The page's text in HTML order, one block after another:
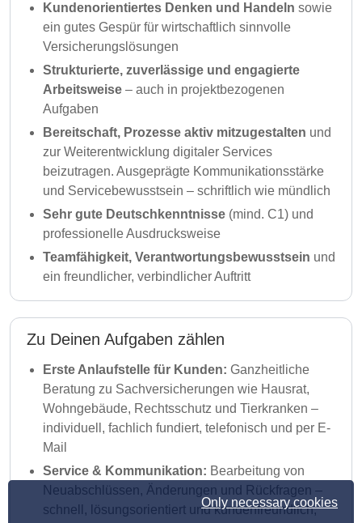
Only necessary cookies
Kundenorientiertes Denken und Handeln sowie
ein gutes Gespür für wirtschaftlich sinnvolle
Versicherungslösungen
Strukturierte, zuverlässige und engagierte
Arbeitsweise – auch in projektbezogenen
Aufgaben
Bereitschaft, Prozesse aktiv mitzugestalten und
zur Weiterentwicklung digitaler Services
beizutragen. Ausgeprägte Kommunikationsstärke
und Servicebewusstsein – schriftlich wie mündlich
Sehr gute Deutschkenntnisse (mind. C1) und
professionelle Ausdrucksweise
Teamfähigkeit, Verantwortungsbewusstsein und
ein freundlicher, verbindlicher Auftritt
Zu Deinen Aufgaben zählen
Erste Anlaufstelle für Kunden: Ganzheitliche
Beratung zu Sachversicherungen wie Hausrat,
Wohngebäude, Rechtsschutz und Tierkranken –
individuell, fachlich fundiert, telefonisch und per E-
Mail
Service & Kommunikation: Bearbeitung von
Neuabschlüssen, Änderungen und Rückfragen –
schnell, lösungsorientiert und kundenfreundlich,